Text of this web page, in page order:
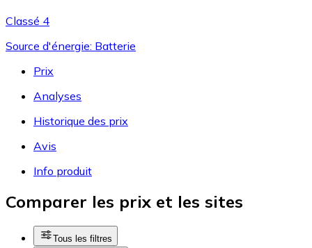
Classé 4
Source d'énergie: Batterie
Prix
Analyses
Historique des prix
Avis
Info produit
Comparer les prix et les sites
Tous les filtres